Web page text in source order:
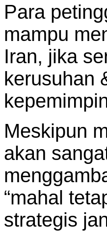
Para
mampu
Iran, jika
kerusuhan
Meskipun
akan
“mahal
strategis